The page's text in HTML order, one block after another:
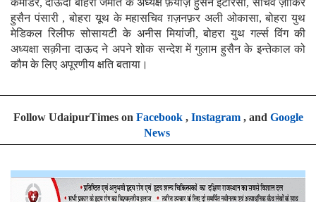
हुसैन पंसारी , बोहरा यूथ के महासचिव ग़ज़नफ़र अली ओकासा, बोहरा युथ
मेडिकल रिलीफ सोसायटी के अनीस मियांजी, बोहरा युथ गर्ल्स विंग की
अध्यक्षा सक़ीना दाऊद ने अपने शोक सन्देश में गुलाम हुसैन के इन्तेकाल को
कौम के लिए अपूरणीय क्षति बताया।
Follow UdaipurTimes on Facebook, Instagram, and Google
News